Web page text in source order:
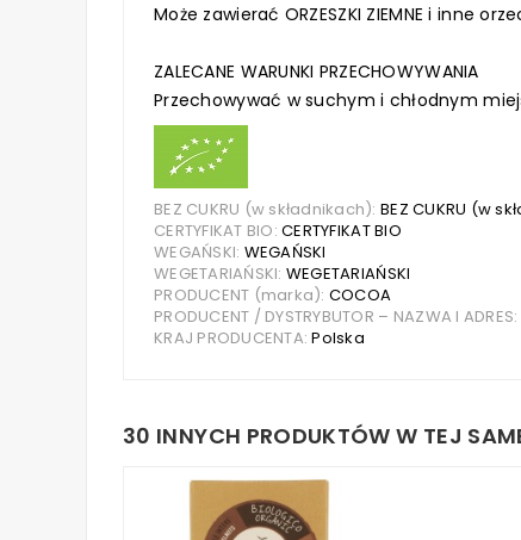
Może zawierać ORZESZKI ZIEMNE i inne
ZALECANE WARUNKI PRZECHOWYWANIA
Przechowywać w suchym i chłodnym
BEZ CUKRU (w składnikach):BEZ CUKRU (w
CERTYFIKAT BIO:CERTYFIKAT BIO
WEGAŃSKI: WEGAŃSKI
WEGETARIAŃSKI: WEGETARIAŃSKI
PRODUCENT (marka): COCOA
PRODUCENT / DYSTRYBUTOR – NAZWA I ADRES:
KRAJ PRODUCENTA:Polska
30 INNYCH PRODUKTÓW W TEJ